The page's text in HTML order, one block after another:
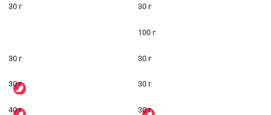
30 г 30 г
100 г
30 г 30 г
30 г 30 г
40 г 30 г